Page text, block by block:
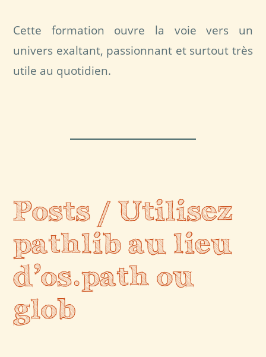
Cette formation ouvre la voie vers un
univers exaltant, passionnant et surtout très
utile au quotidien.
Posts / Utilisez
pathlib au lieu
d’os.path ou
glob